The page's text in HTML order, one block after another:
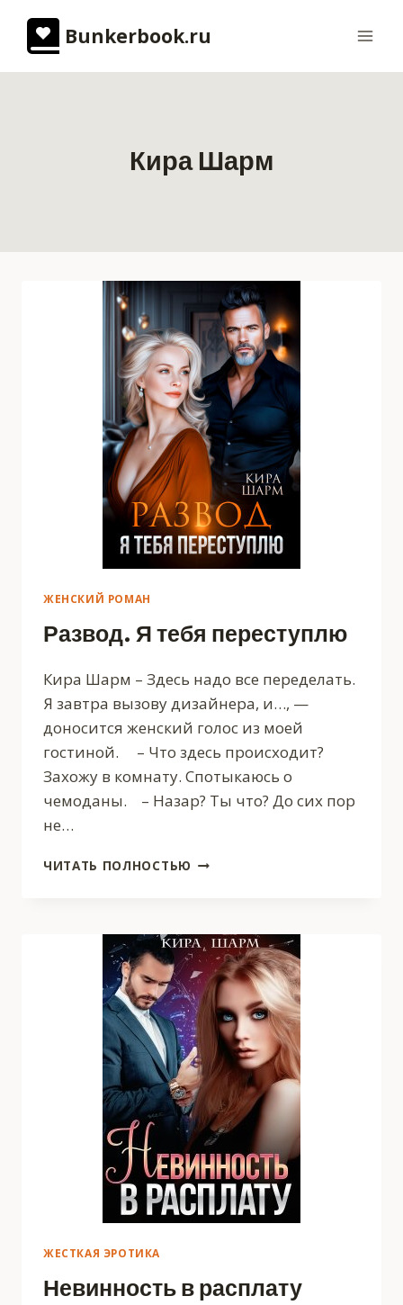
содержимому
Bunkerbook.ru
Кира Шарм
ЖЕНСКИЙ РОМАН
Развод. Я тебя переступлю
Кира Шарм – Здесь надо все переделать.
Я завтра вызову дизайнера, и…, —
доносится женский голос из моей
гостиной. – Что здесь происходит?
Захожу в комнату. Спотыкаюсь о
чемоданы. – Назар? Ты что? До сих пор
не…
ЧИТАТЬ ПОЛНОСТЬЮ РАЗВОД.
ЖЕСТКАЯ ЭРОТИКА
Невинность в расплату